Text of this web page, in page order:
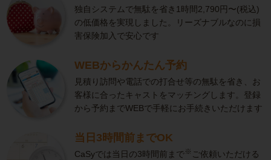
独自システムで無駄を省き1時間2,790円〜(税込)
の低価格を実現しました。リーズナブルなのに損
害保険加入で安心です
WEBからかんたん予約
見積り訪問や電話での打合せ等の無駄を省き、お
客様に合ったキャストをマッチングします。登録
から予約までWEBで手軽にお手続きいただけます
当日3時間前までOK
CaSyでは当日の3時間前まで※ ご依頼いただける